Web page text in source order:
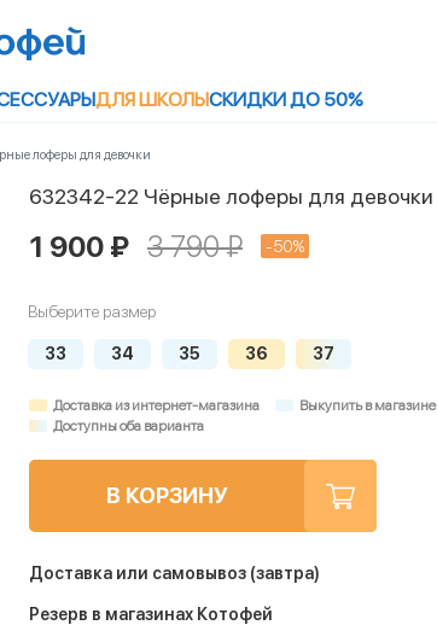
ДЛЯ ШКОЛЫСКИДКИ ДО 50%
лоферы для девочки
632342-22 Чёрные лоферы для девочки
1 900 ₽ 3 790 ₽ -50%
Выберите размер
33 34 35 36 37
Доставка из интернет-магазина
Выкупить в магазине
Доступны оба варианта
В КОРЗИНУ
Доставка или самовывоз (завтра)
Резерв в магазинах Котофей